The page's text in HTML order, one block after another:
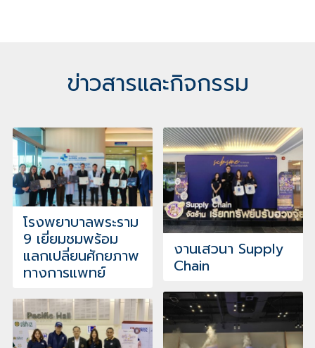
ข่าวสารและกิจกรรม
โรงพยาบาลพระราม
9 เยี่ยมชมพร้อม
แลกเปลี่ยนศักยภาพ
ทางการแพทย์
งานเสวนา Supply
Chain